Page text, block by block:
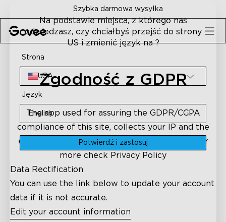
Szybka darmowa wysyłka
Zgodność z GDPR
The app used for assuring the GDPR/CCPA
compliance of this site, collects your IP and the
email address in order to process the data. For
more check Privacy Policy
Data Rectification
You can use the link below to update your account
data if it is not accurate.
Edit your account information
Na podstawie miejsca, z którego nas
odwiedzasz, czy chciałbyś przejść do strony
US i zmienić język na ?
Strona
USA
Język
English
Potwierdź i zastosuj